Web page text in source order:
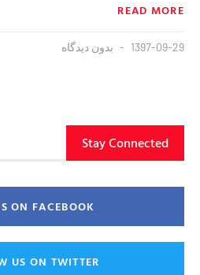
READ MORE
1397-09-29 بدون دیدگاه
Stay Connected
ON FACEBOOK
US ON TWITTER